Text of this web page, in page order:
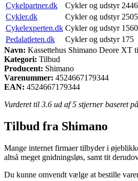
Cykelpartner.dk
Cykler og udstyr
Cykler.dk
Cykler og udstyr 2505
Cykelexperten.dk Cykler og udstyr 1560
Pedalatleten.dk
Cykler og udstyr 175
Navn: Kassettehus Shimano Deore XT
Kategori: Tilbud
Producent: Shimano
Varenummer: 4524667179344
EAN: 4524667179344
Vurderet til 3.6 ud af 5 stjerner baseret på
Tilbud fra Shimano
Mange internet firmaer tilbyder i
altså meget gnidningsløs, samt tit
Du kunne omvendt vælge at bestille